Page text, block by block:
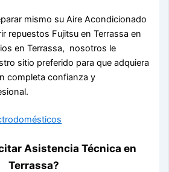
mismo su Aire Acondicionado
repuestos Fujitsu en Terrassa en
en Terrassa, nosotros le
sitio preferido para que adquiera
completa confianza y
Asistencia Técnica en
Terrassa?